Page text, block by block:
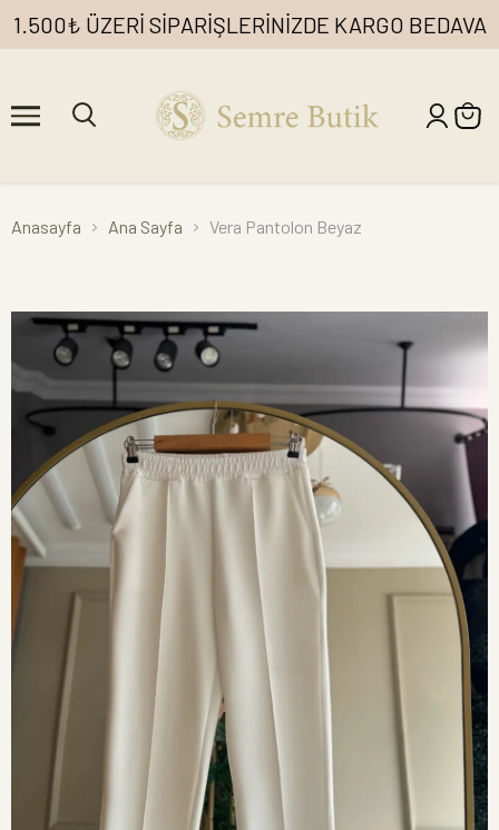
1.500₺ ÜZERİ SİPARİŞLERİNİZDE KARGO BEDAVA
Anasayfa Ana Sayfa Vera Pantolon Beyaz